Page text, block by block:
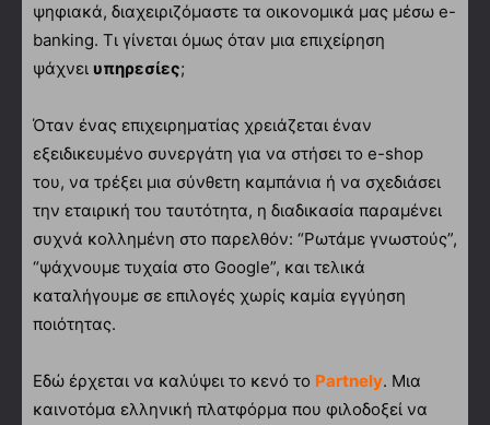
ψηφιακά, διαχειριζόμαστε τα οικονομικά μας μέσω e-
banking. Τι γίνεται όμως όταν μια επιχείρηση
ψάχνει υπηρεσίες;
Όταν ένας επιχειρηματίας χρειάζεται έναν
εξειδικευμένο συνεργάτη για να στήσει το e-shop
του, να τρέξει μια σύνθετη καμπάνια ή να σχεδιάσει
την εταιρική του ταυτότητα, η διαδικασία παραμένει
συχνά κολλημένη στο παρελθόν: “Ρωτάμε γνωστούς”,
“ψάχνουμε τυχαία στο Google”, και τελικά
καταλήγουμε σε επιλογές χωρίς καμία εγγύηση
ποιότητας.
Εδώ έρχεται να καλύψει το κενό το Partnely. Μια
καινοτόμα ελληνική πλατφόρμα που φιλοδοξεί να